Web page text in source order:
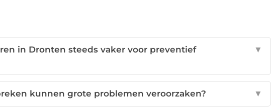
in Dronten steeds vaker voor preventief
▼
kunnen grote problemen veroorzaken? ▼